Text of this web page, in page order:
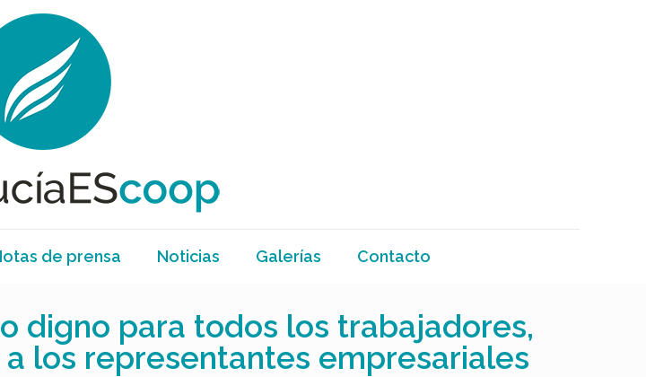
de prensa Noticias Galerías Contacto
digno para todos los trabajadores,
los representantes empresariales